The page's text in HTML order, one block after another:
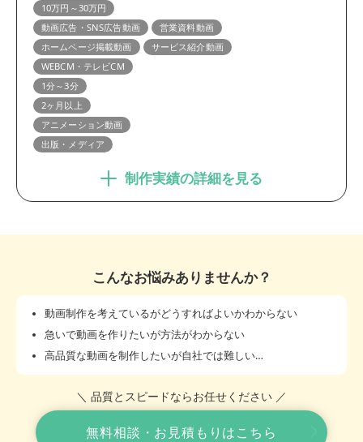
10万円～30万円
動画広告・SNS広告動画
営業資料動画
ホームページ掲載動画
サービス紹介動画
WEBCM・テレビCM
1分～3分
2ヶ月以上
アニメーション動画
出版・メディア
制作実績の詳細を見る
こんなお悩みありませんか？
動画制作を考えているがどうすればよいかわからない
急いで動画を作りたいが方法がわからない
高品質な動画を制作したいが自社では難しい…
＼ 品質とスピードならお任せください ／
無料相談・お見積もりはこちら